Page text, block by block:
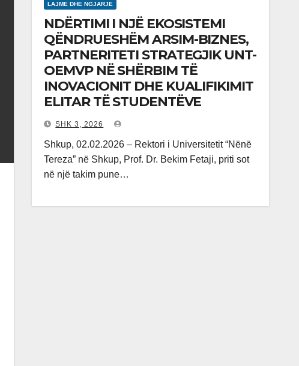
LAJME DHE NGJARJE
NDËRTIMI I NJË EKOSISTEMI
QËNDRUESHËM ARSIM-BIZNES,
PARTNERITETI STRATEGJIK UNT-
OEMVP NË SHËRBIM TË
INOVACIONIT DHE KUALIFIKIMIT
ELITAR TË STUDENTËVE
SHK 3, 2026
Shkup, 02.02.2026 – Rektori i Universitetit “Nënë
Tereza” në Shkup, Prof. Dr. Bekim Fetaji, priti sot
në një takim pune…